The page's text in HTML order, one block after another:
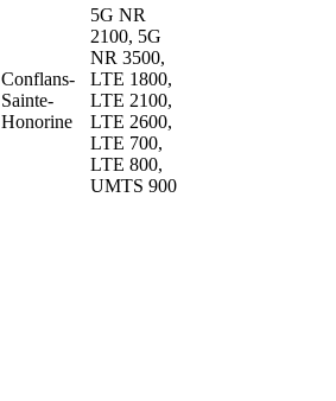
Conflans-
Sainte-
Honorine
5G NR
2100, 5G
NR 3500,
LTE 1800,
LTE 2100,
LTE 2600,
LTE 700,
LTE 800,
UMTS 900